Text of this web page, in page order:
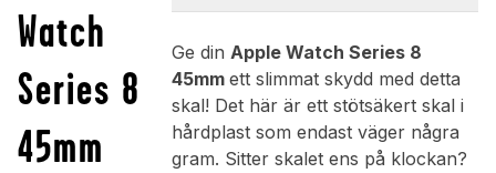
Watch
Series 8
45mm
Ge din Apple Watch Series 8
45mm ett slimmat skydd med detta
skal! Det här är ett stötsäkert skal i
hårdplast som endast väger några
gram. Sitter skalet ens på klockan?